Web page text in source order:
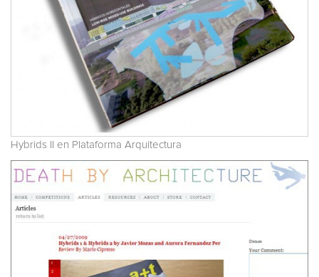
Hybrids II en Plataforma Arquitectura